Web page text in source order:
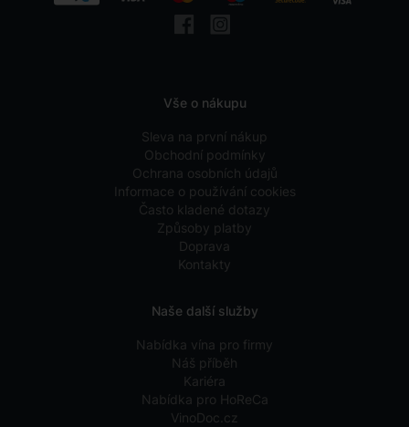
Vše o nákupu
Sleva na první nákup
Obchodní podmínky
Ochrana osobních údajů
Informace o používání cookies
Často kladené dotazy
Způsoby platby
Doprava
Kontakty
Naše další služby
Nabídka vína pro firmy
Náš příběh
Kariéra
Nabídka pro HoReCa
VinoDoc.cz